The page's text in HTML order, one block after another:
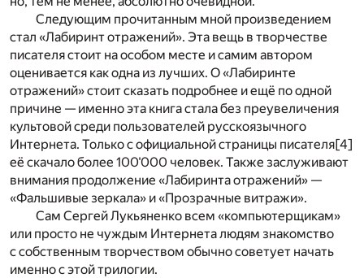
Следующим прочитанным мной произведением
стал «Лабиринт отражений». Эта вещь в творчестве
писателя стоит на особом месте и самим автором
оценивается как одна из лучших. О «Лабиринте
отражений» стоит сказать подробнее и ещё по одной
причине — именно эта книга стала без преувеличения
культовой среди пользователей русскоязычного
Интернета. Только с официальной страницы писателя[4]
её скачало более 100'000 человек. Также заслуживают
внимания продолжение «Лабиринта отражений» —
«Фальшивые зеркала» и «Прозрачные витражи».
Сам Сергей Лукьяненко всем «компьютерщикам»
или просто не чуждым Интернета людям знакомство
с собственным творчеством обычно советует начать
именно с этой трилогии.